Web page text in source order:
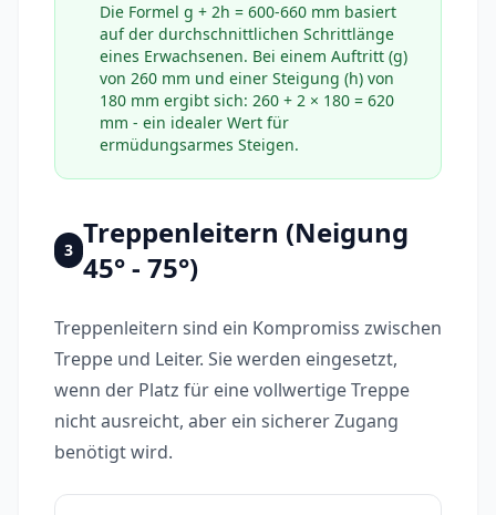
Die Formel g + 2h = 600-660 mm basiert
auf der durchschnittlichen Schrittlänge
eines Erwachsenen. Bei einem Auftritt (g)
von 260 mm und einer Steigung (h) von
180 mm ergibt sich: 260 + 2 × 180 = 620
mm - ein idealer Wert für
ermüdungsarmes Steigen.
3 Treppenleitern (Neigung
45° - 75°)
Treppenleitern sind ein Kompromiss zwischen
Treppe und Leiter. Sie werden eingesetzt,
wenn der Platz für eine vollwertige Treppe
nicht ausreicht, aber ein sicherer Zugang
benötigt wird.